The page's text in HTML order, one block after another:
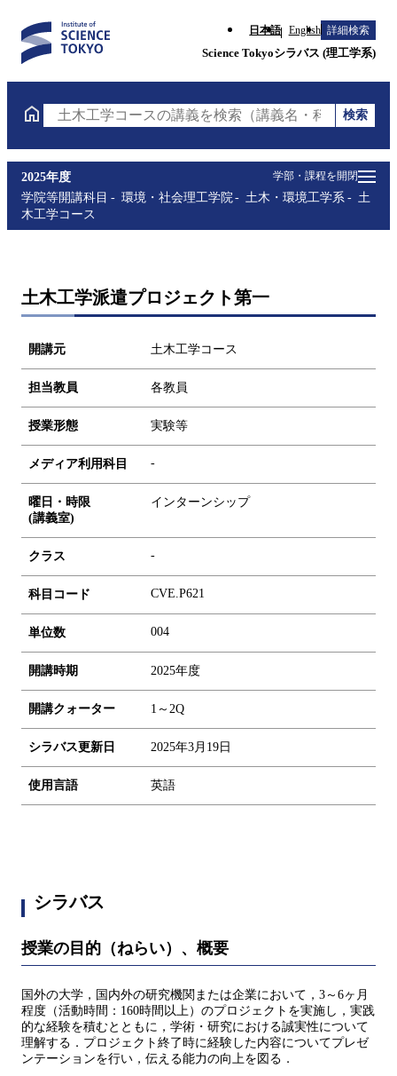
日本語 English 詳細検索
Science Tokyoシラバス (理工学系)
土木工学コースの講義を検索（講義名・科目コード・
検索
学部・課程を開閉
2025年度
学院等開講科目
環境・社会理工学院 土木・環境工学系
土
木工学コース
土木工学派遣プロジェクト第一
開講元 土木工学コース
担当教員 各教員
授業形態 実験等
メディア利用科目 -
曜日・時限
(講義室)
インターンシップ
クラス -
科目コード CVE.P621
単位数 004
開講時期 2025年度
開講クォーター 1～2Q
シラバス更新日 2025年3月19日
使用言語 英語
シラバス
授業の目的（ねらい）、概要
国外の大学，国内外の研究機関または企業において，3～6ヶ月
程度（活動時間：160時間以上）のプロジェクトを実施し，実践
的な経験を積むとともに，学術・研究における誠実性について
理解する．プロジェクト終了時に経験した内容についてプレゼ
ンテーションを行い，伝える能力の向上を図る．